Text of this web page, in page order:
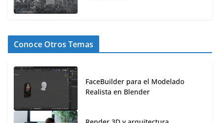
Conoce Otros Temas
FaceBuilder para el Modelado
Realista en Blender